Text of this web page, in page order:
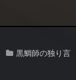
黒鯛師の独り言